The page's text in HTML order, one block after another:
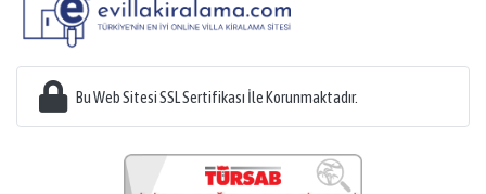
Bu Web Sitesi SSL Sertifikası İle Korunmaktadır.